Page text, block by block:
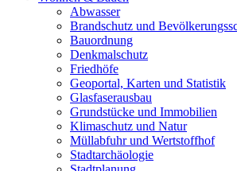
Abwasser
Brandschutz und
Bauordnung
Denkmalschutz
Friedhöfe
Geoportal, Karten und Statistik
Glasfaserausbau
Grundstücke und Immobilien
Klimaschutz und Natur
Müllabfuhr und Wertstoffhof
Stadtarchäologie